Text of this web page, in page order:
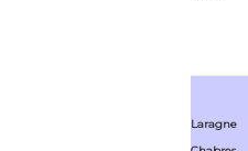
Laragne